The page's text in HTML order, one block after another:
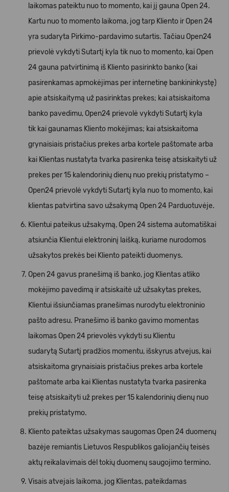
laikomas pateiktu nuo to momento, kai jį gauna Open 24.
Kartu nuo to momento laikoma, jog tarp Kliento ir Open 24
yra sudaryta Pirkimo-pardavimo sutartis. Tačiau Open24
prievolė vykdyti Sutartį kyla tik nuo to momento, kai Open
24 gauna patvirtinimą iš Kliento pasirinkto banko (kai
pasirenkamas apmokėjimas per internetinę bankininkystę)
apie atsiskaitymą už pasirinktas prekes; kai atsiskaitoma
banko pavedimu, Open24 prievolė vykdyti Sutartį kyla
tik kai gaunamas Kliento mokėjimas; kai atsiskaitoma
grynaisiais pristačius prekes arba kortele paštomate arba
kai Klientas nustatyta tvarka pasirenka teisę atsiskaityti už
prekes per 15 kalendorinių dienų nuo prekių pristatymo –
Open24 prievolė vykdyti Sutartį kyla nuo to momento, kai
klientas patvirtina savo užsakymą Open 24 Parduotuvėje.
Klientui pateikus užsakymą, Open 24 sistema automatiškai
atsiunčia Klientui elektroninį laišką, kuriame nurodomos
užsakytos prekės bei Kliento pateikti duomenys.
Open 24 gavus pranešimą iš banko, jog Klientas atliko
mokėjimo pavedimą ir atsiskaitė už užsakytas prekes,
Klientui išsiunčiamas pranešimas nurodytu elektroninio
pašto adresu. Pranešimo iš banko gavimo momentas
laikomas Open 24 prievolės vykdyti su Klientu
sudarytą Sutartį pradžios momentu, išskyrus atvejus, kai
atsiskaitoma grynaisiais pristačius prekes arba kortele
paštomate arba kai Klientas nustatyta tvarka pasirenka
teisę atsiskaityti už prekes per 15 kalendorinių dienų nuo
prekių pristatymo.
Kliento pateiktas užsakymas saugomas Open 24 duomenų
bazėje remiantis Lietuvos Respublikos galiojančių teisės
aktų reikalavimais dėl tokių duomenų saugojimo termino.
Visais atvejais laikoma, jog Klientas, pateikdamas